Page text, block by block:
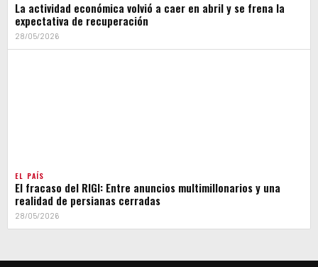
La actividad económica volvió a caer en abril y se frena la
expectativa de recuperación
28/05/2026
EL PAÍS
El fracaso del RIGI: Entre anuncios multimillonarios y una
realidad de persianas cerradas
28/05/2026